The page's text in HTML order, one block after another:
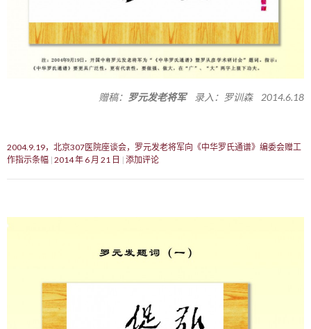
赠稿： 罗元发老将军录入：罗训森 2014.6.18
2004.9.19，北京307医院座谈会，罗元发老将军向《中华罗氏通谱》编委会赠工
作指示条幅 2014 年 6 月 21 日 添加评论